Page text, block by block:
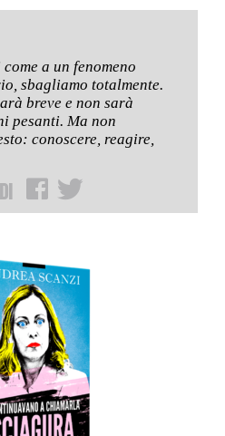
a un fenomeno
sbagliamo totalmente.
breve e non sarà
pesanti. Ma non
conoscere, reagire,